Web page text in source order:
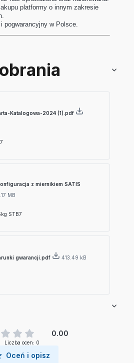
platformy o innym zakresie
pogwarancyjny w Polsce.
Katalogowa-2024 (1).pdf
z miernikiem SATIS
MB
STB7
gwarancji.pdf 413.49 kB
0.00
Liczba ocen: 0
Oceń i opisz